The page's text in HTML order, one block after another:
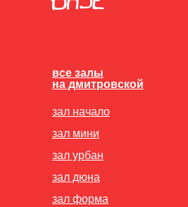
зал начало
зал мини
зал урбан
зал дюна
зал форма
все залы
на дмитровской